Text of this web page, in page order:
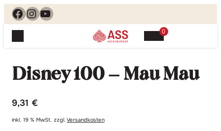
Facebook
Instagram
YouTube
0
Spielkarten
Klassische Spiele
Service
Suchen, finden, spielen. Jetzt & hier.
Disney 100 – Mau Mau
9,31 €
inkl. 19 % MwSt. zzgl.Versandkosten